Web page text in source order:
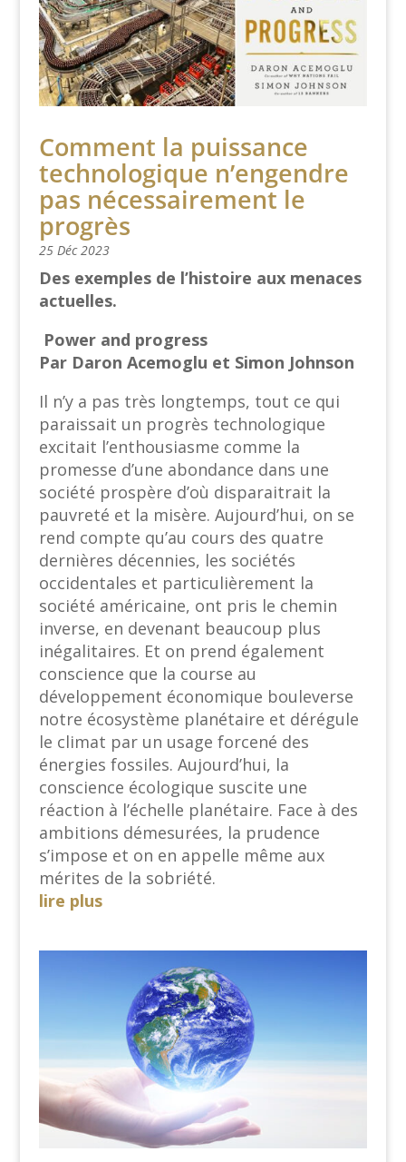
Comment la puissance
technologique n’engendre
pas nécessairement le
progrès
25 Déc 2023
Des exemples de l’histoire aux menaces
actuelles.
Power and progress
Par Daron Acemoglu et Simon Johnson
Il n’y a pas très longtemps, tout ce qui
paraissait un progrès technologique
excitait l’enthousiasme comme la
promesse d’une abondance dans une
société prospère d’où disparaitrait la
pauvreté et la misère. Aujourd’hui, on se
rend compte qu’au cours des quatre
dernières décennies, les sociétés
occidentales et particulièrement la
société américaine, ont pris le chemin
inverse, en devenant beaucoup plus
inégalitaires. Et on prend également
conscience que la course au
développement économique bouleverse
notre écosystème planétaire et dérégule
le climat par un usage forcené des
énergies fossiles. Aujourd’hui, la
conscience écologique suscite une
réaction à l’échelle planétaire. Face à des
ambitions démesurées, la prudence
s’impose et on en appelle même aux
mérites de la sobriété.
lire plus